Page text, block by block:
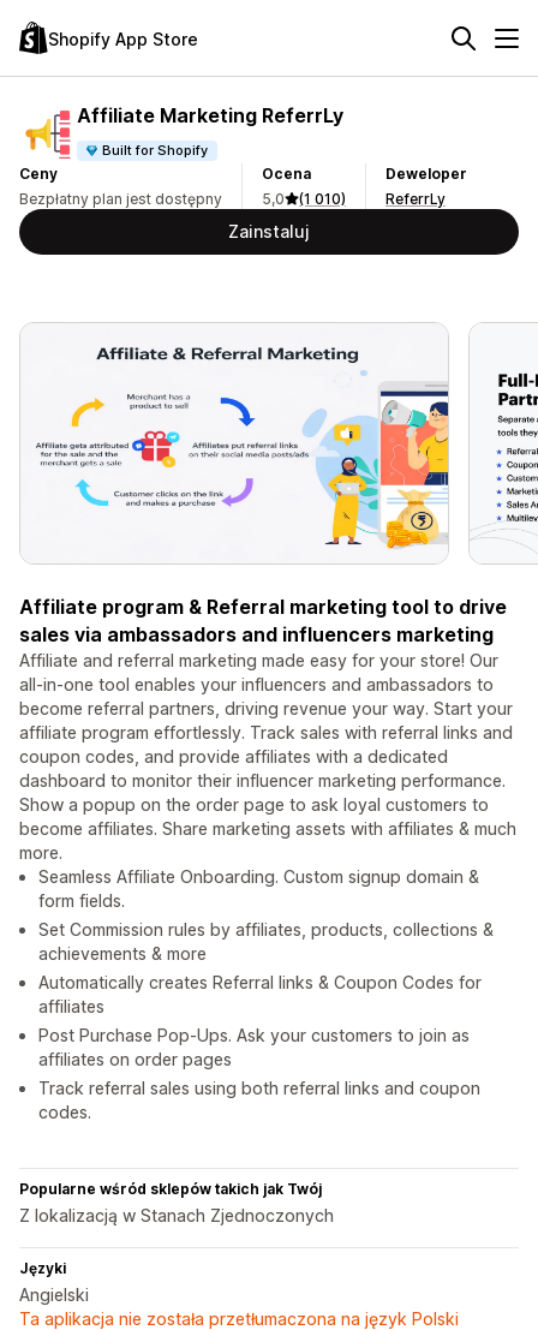
Shopify App Store
Affiliate Marketing ReferrLy
Built for Shopify
Ceny
Bezpłatny plan jest dostępny
Ocena
5,0
(1 010)
Deweloper
ReferrLy
Zainstaluj
Affiliate program & Referral marketing tool to drive
sales via ambassadors and influencers marketing
Affiliate and referral marketing made easy for your store! Our
all-in-one tool enables your influencers and ambassadors to
become referral partners, driving revenue your way. Start your
affiliate program effortlessly. Track sales with referral links and
coupon codes, and provide affiliates with a dedicated
dashboard to monitor their influencer marketing performance.
Show a popup on the order page to ask loyal customers to
become affiliates. Share marketing assets with affiliates & much
more.
Seamless Affiliate Onboarding. Custom signup domain &
form fields.
Set Commission rules by affiliates, products, collections &
achievements & more
Automatically creates Referral links & Coupon Codes for
affiliates
Post Purchase Pop-Ups. Ask your customers to join as
affiliates on order pages
Track referral sales using both referral links and coupon
codes.
Popularne wśród sklepów takich jak Twój
Z lokalizacją w Stanach Zjednoczonych
Języki
Angielski
Ta aplikacja nie została przetłumaczona na język Polski